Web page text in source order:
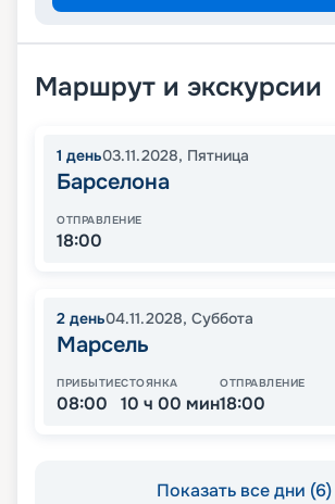
Маршрут и экскурсии
1 день03.11.2028, Пятница
Барселона
ОТПРАВЛЕНИЕ
18:00
2 день04.11.2028, Суббота
Марсель
ПРИБЫТИЕ
08:00
СТОЯНКА
10 ч 00 мин
ОТПРАВЛЕНИЕ
18:00
Показать все дни (6)